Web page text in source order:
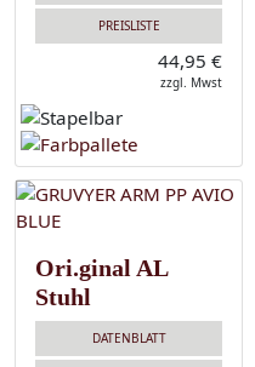
PREISLISTE
44,95 €
zzgl. Mwst
Ori.ginal AL
Stuhl
DATENBLATT